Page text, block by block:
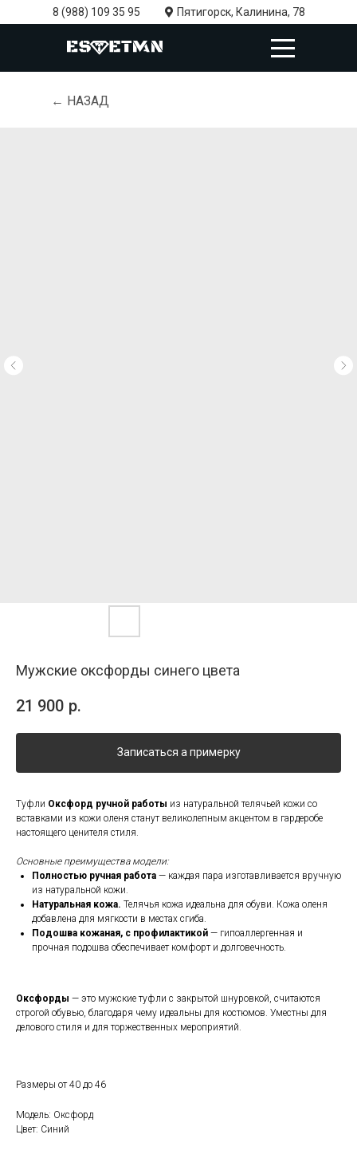
8 (988) 109 35 95 Пятигорск, Калинина, 78
← НАЗАД
Мужские оксфорды синего цвета
21 900 р.
Записаться а примерку
Туфли Оксфорд ручной работы из натуральной телячьей кожи со
вставками из кожи оленя станут великолепным акцентом в гардеробе
настоящего ценителя стиля.
Основные преимущества модели:
Полностью ручная работа — каждая пара изготавливается вручную
из натуральной кожи.
Натуральная кожа. Телячья кожа идеальна для обуви. Кожа оленя
добавлена для мягкости в местах сгиба.
Подошва кожаная, с профилактикой — гипоаллергенная и
прочная подошва обеспечивает комфорт и долговечность.
Оксфорды — это мужские туфли с закрытой шнуровкой, считаются
строгой обувью, благодаря чему идеальны для костюмов. Уместны для
делового стиля и для торжественных мероприятий.
Размеры от 40 до 46
Модель: Оксфорд
Цвет: Синий